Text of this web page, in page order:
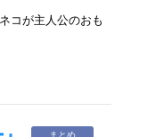
コが主人公のおも
まとめ